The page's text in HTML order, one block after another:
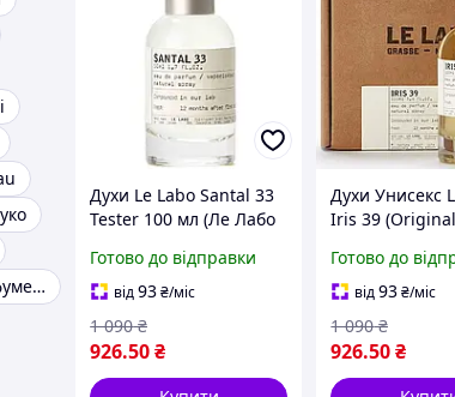
Духи нішева парфумерія
Духи Le Labo Santal 33
Tester 100 мл (Ле Лабо
деревно-фужерна
композиція з нотами
сандалу, кедра, ірису та
амбр
Готово до відправки
від93₴/міс
926.50₴
1 090 ₴
Духи Унисекс
Iris 39
Упаковка) 100
or30
Готово до
від93₴/міс
926.50₴
1 090 ₴